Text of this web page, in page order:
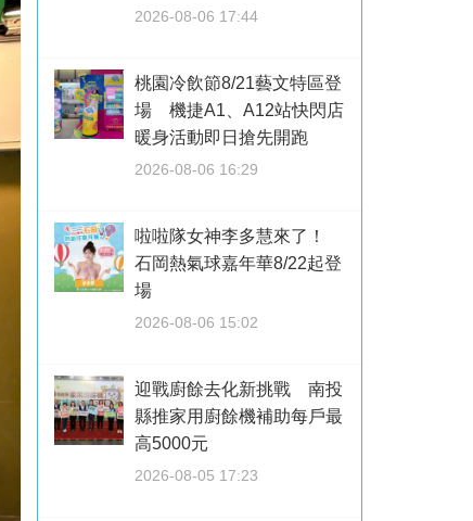
2026-08-06 17:44
桃園冷飲節8/21藝文特區登
場 機捷A1、A12站快閃店
暖身活動即日搶先開跑
2026-08-06 16:29
啦啦隊女神李多慧來了！
石岡熱氣球嘉年華8/22起登
場
2026-08-06 15:02
迎戰廚餘去化新挑戰 南投
縣推家用廚餘機補助每戶最
高5000元
2026-08-05 17:23